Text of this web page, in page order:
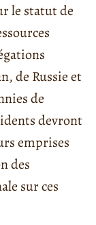
le statut de
de Russie et
de
devront
emprises
des
sur ces